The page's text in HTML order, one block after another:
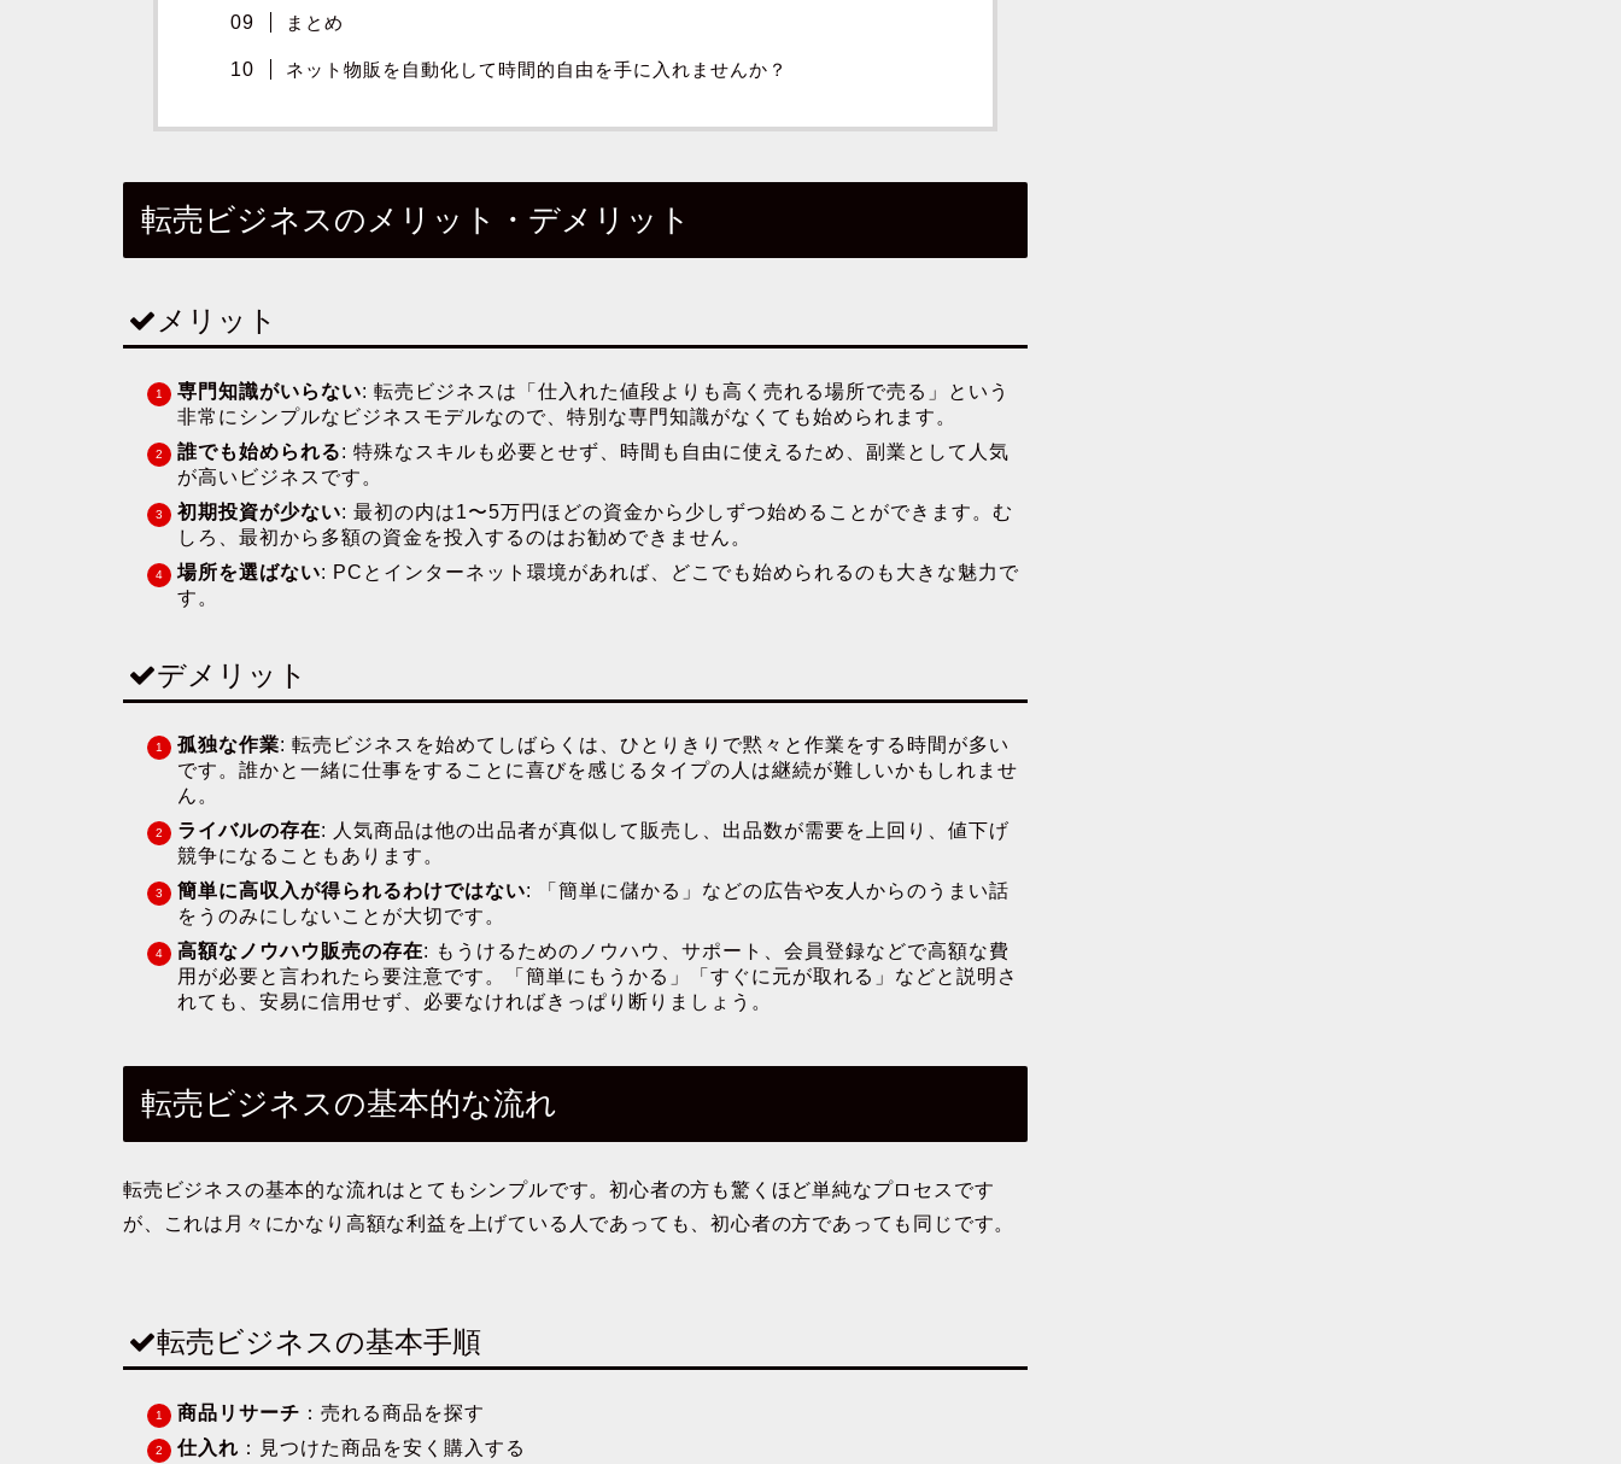
まとめ
ネット物販を自動化して時間的自由を手に入れませんか？
転売ビジネスのメリット・デメリット
メリット
専門知識がいらない: 転売ビジネスは「仕入れた値段よりも高く売れる場所で売る」という
非常にシンプルなビジネスモデルなので、特別な専門知識がなくても始められます。
誰でも始められる: 特殊なスキルも必要とせず、時間も自由に使えるため、副業として人気
が高いビジネスです。
初期投資が少ない: 最初の内は1〜5万円ほどの資金から少しずつ始めることができます。む
しろ、最初から多額の資金を投入するのはお勧めできません。
場所を選ばない: PCとインターネット環境があれば、どこでも始められるのも大きな魅力で
す。
デメリット
孤独な作業: 転売ビジネスを始めてしばらくは、ひとりきりで黙々と作業をする時間が多い
です。誰かと一緒に仕事をすることに喜びを感じるタイプの人は継続が難しいかもしれませ
ん。
ライバルの存在: 人気商品は他の出品者が真似して販売し、出品数が需要を上回り、値下げ
競争になることもあります。
簡単に高収入が得られるわけではない: 「簡単に儲かる」などの広告や友人からのうまい話
をうのみにしないことが大切です。
高額なノウハウ販売の存在: もうけるためのノウハウ、サポート、会員登録などで高額な費
用が必要と言われたら要注意です。「簡単にもうかる」「すぐに元が取れる」などと説明さ
れても、安易に信用せず、必要なければきっぱり断りましょう。
転売ビジネスの基本的な流れ
転売ビジネスの基本的な流れはとてもシンプルです。初心者の方も驚くほど単純なプロセスです
が、これは月々にかなり高額な利益を上げている人であっても、初心者の方であっても同じです。
転売ビジネスの基本手順
商品リサーチ ：売れる商品を探す
仕入れ ：見つけた商品を安く購入する